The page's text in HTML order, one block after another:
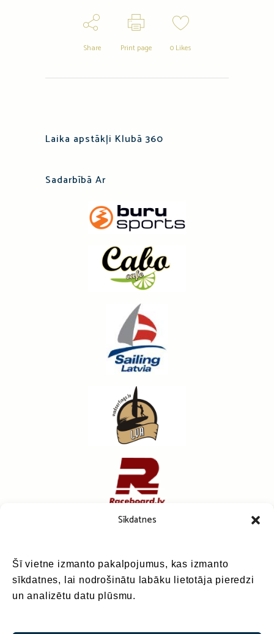
Sīkdatnes
Šī vietne izmanto pakalpojumus, kas izmanto
sīkdatnes, lai nodrošinātu labāku lietotāja pieredzi
un analizētu datu plūsmu.
Share Print page 0Likes
Laika apstākļi Klubā 360
Sadarbībā Ar